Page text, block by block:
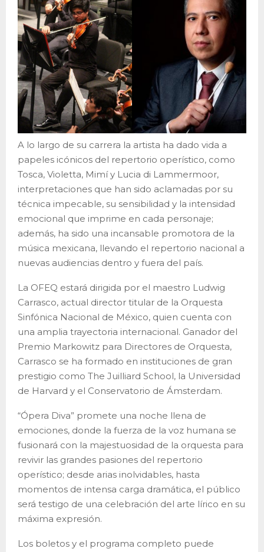
A lo largo de su carrera la artista ha dado vida a
papeles icónicos del repertorio operístico, como
Tosca, Violetta, Mimí y Lucia di Lammermoor,
interpretaciones que han sido aclamadas por su
técnica impecable, su sensibilidad y la intensidad
emocional que imprime en cada personaje;
además, ha sido una incansable promotora de la
música mexicana, llevando el repertorio nacional a
nuevas audiencias dentro y fuera del país.
La OFEQ estará dirigida por el maestro Ludwig
Carrasco, actual director titular de la Orquesta
Sinfónica Nacional de México, quien cuenta con
una amplia trayectoria internacional. Ganador del
Premio Markowitz para Directores de Orquesta,
Carrasco se ha formado en instituciones de gran
prestigio como The Juilliard School, la Universidad
de Harvard y el Conservatorio de Ámsterdam.
“Ópera Diva” promete una noche llena de
emociones, donde la fuerza de la voz humana se
fusionará con la majestuosidad de la orquesta para
revivir las grandes pasiones del repertorio
operístico; desde arias inolvidables, hasta
momentos de intensa carga dramática, el público
será testigo de una celebración del arte lírico en su
máxima expresión.
Los boletos y el programa completo puede